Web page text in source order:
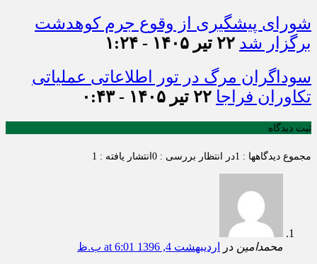
شورای پیشگیری از وقوع جرم کوهدشت
برگزار شد ۲۲ تیر ۱۴۰۵ - ۱:۲۴
سوداگران مرگ در تور اطلاعاتی عملیاتی
تکاوران فراجا ۲۲ تیر ۱۴۰۵ - ۰:۴۳
ثبت دیدگاه
مجموع دیدگاهها : 1 در انتظار بررسی : 0 انتشار یافته : 1
محمدامین در اردیبهشت 4, 1396 at 6:01 ب.ظ